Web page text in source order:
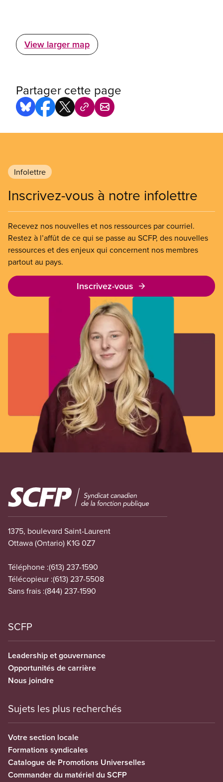
View larger map
Partager cette page
Infolettre
Inscrivez-vous à notre infolettre
Recevez nos nouvelles et nos ressources par courriel.
Restez à l’affût de ce qui se passe au SCFP, des nouvelles
ressources et des enjeux qui concernent nos membres
partout au pays.
Inscrivez-vous
Image
1375, boulevard Saint-Laurent
Ottawa (Ontario) K1G 0Z7
Téléphone :(613) 237-1590
Télécopieur :(613) 237-5508
Sans frais :(844) 237-1590
SCFP
Leadership et gouvernance
Opportunités de carrière
Nous joindre
Sujets les plus recherchés
Votre section locale
Formations syndicales
Catalogue de Promotions Universelles
Commander du matériel du SCFP